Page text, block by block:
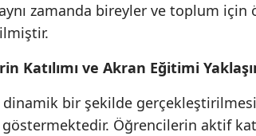
zamanda bireyler ve toplum
Katılımı ve Akran Eğitimi
bir şekilde
Öğrencilerin aktif